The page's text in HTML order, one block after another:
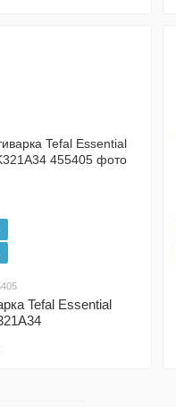
Tefal Essential